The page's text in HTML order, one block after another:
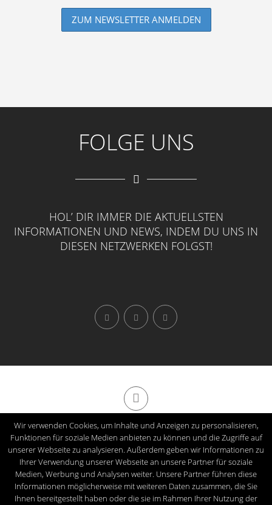
FOLGE UNS
HOL’ DIR IMMER DIE AKTUELLSTEN
INFORMATIONEN UND NEWS, INDEM DU UNS IN
DIESEN NETZWERKEN FOLGST!
Made with in Siegen
Impressum|Datenschutz
Bismarckstr. 81, 57076 Siegen
© Copyright 2022 Jung Climbing GbR. All rights reserved.
Wir verwenden Cookies, um Inhalte und Anzeigen zu personalisieren,
Funktionen für soziale Medien anbieten zu können und die Zugriffe auf
unserer Webseite zu analysieren. Außerdem geben wir Informationen zu
Ihrer Verwendung unserer Webseite an unsere Partner für soziale
Medien, Werbung und Analysen weiter. Unsere Partner führen diese
Informationen möglicherweise mit weiteren Daten zusammen, die Sie
Ihnen bereitgestellt haben oder die sie im Rahmen Ihrer Nutzung der